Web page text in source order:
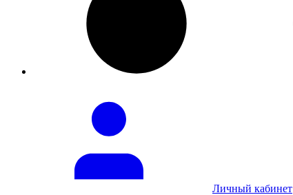
Личный кабинет